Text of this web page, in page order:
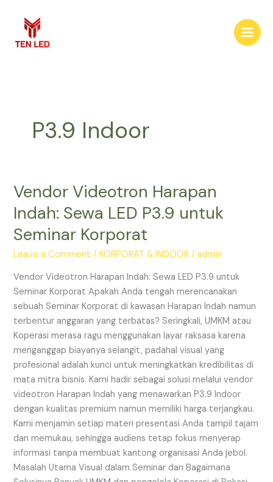
content
P3.9 Indoor
Vendor Videotron Harapan
Indah: Sewa LED P3.9 untuk
Seminar Korporat
Leave a Comment /KORPORAT & INDOOR /admin
Vendor Videotron Harapan Indah: Sewa LED P3.9 untuk
Seminar Korporat Apakah Anda tengah merencanakan
sebuah Seminar Korporat di kawasan Harapan Indah namun
terbentur anggaran yang terbatas? Seringkali, UMKM atau
Koperasi merasa ragu menggunakan layar raksasa karena
menganggap biayanya selangit, padahal visual yang
profesional adalah kunci untuk meningkatkan kredibilitas di
mata mitra bisnis. Kami hadir sebagai solusi melalui vendor
videotron Harapan Indah yang menawarkan P3.9 Indoor
dengan kualitas premium namun memiliki harga terjangkau.
Kami menjamin setiap materi presentasi Anda tampil tajam
dan memukau, sehingga audiens tetap fokus menyerap
informasi tanpa membuat kantong organisasi Anda jebol.
Masalah Utama Visual dalam Seminar dan Bagaimana
Vendor
Harapan
Indah:
LED
P3.9
untuk
Seminar
Korporat